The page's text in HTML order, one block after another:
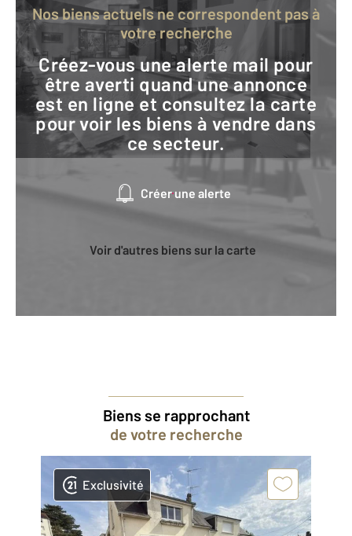
Nos biens actuels ne correspondent pas à
votre recherche
Créez-vous une alerte mail pour
être averti quand une annonce
est en ligne et consultez la carte
pour voir les biens à vendre dans
ce secteur.
Créer une alerte
Voir d'autres biens sur la carte
Biens se rapprochant
de votre recherche
Exclusivité